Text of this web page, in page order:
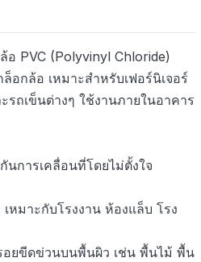
PVC (Polyvinyl Chloride)
อกล้อ เหมาะสำหรับเฟอร์นิเจอร์
รถเข็นต่างๆ ใช้งานภายในอาคาร
การเคลื่อนที่โดยไม่ตั้งใจ
หมาะกับโรงงาน ห้องแล็บ โรง
อยขีดข่วนบนพื้นผิว เช่น พื้นไม้ พื้น